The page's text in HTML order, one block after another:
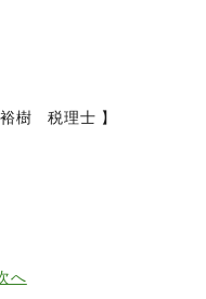
樹 税理士 】
へ